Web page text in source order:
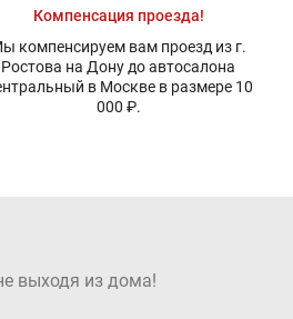
Компенсация проезда!
компенсируем вам проезд из г.
Ростова на Дону до автосалона
в Москве в размере 10
000 ₽.
выходя из дома!